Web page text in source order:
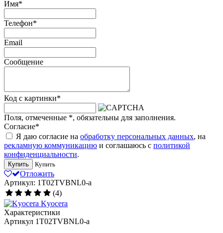
Имя*
Телефон*
Email
Сообщение
Код с картинки*
Поля, отмеченные *, обязательны для заполнения.
Согласие*
Я даю согласие на обработку персональных данных, на
рекламную коммуникацию и соглашаюсь с политикой
конфиденциальности.
Купить Купить
Отложить
Артикул: 1T02TVBNL0-a
(4)
Kyocera
Характеристики
Артикул 1T02TVBNL0-a